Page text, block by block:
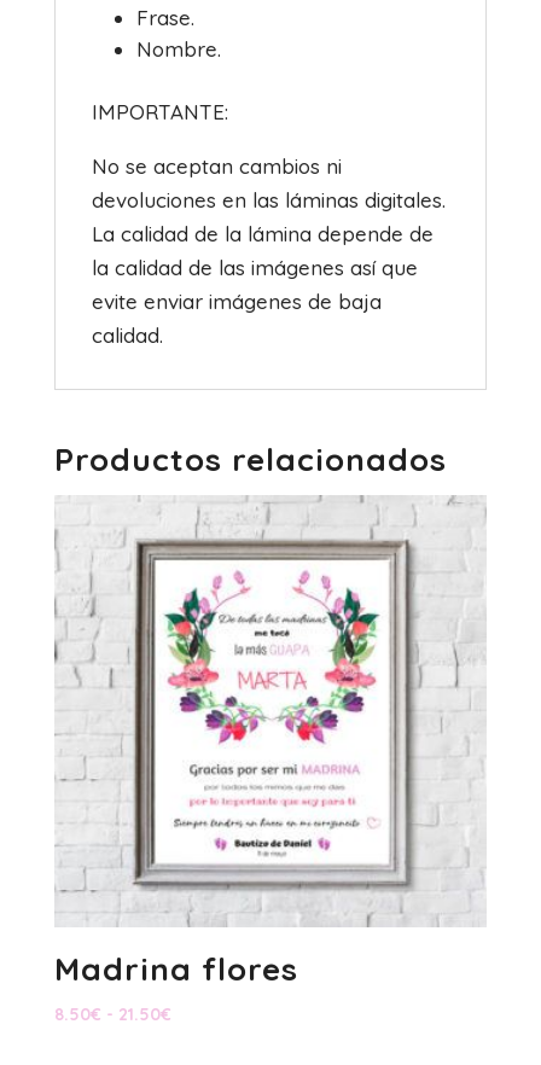
Frase.
Nombre.
IMPORTANTE:
No se aceptan cambios ni
devoluciones en las láminas digitales.
La calidad de la lámina depende de
la calidad de las imágenes así que
evite enviar imágenes de baja
calidad.
Productos relacionados
Madrina flores
8.50€ - 21.50€Rango